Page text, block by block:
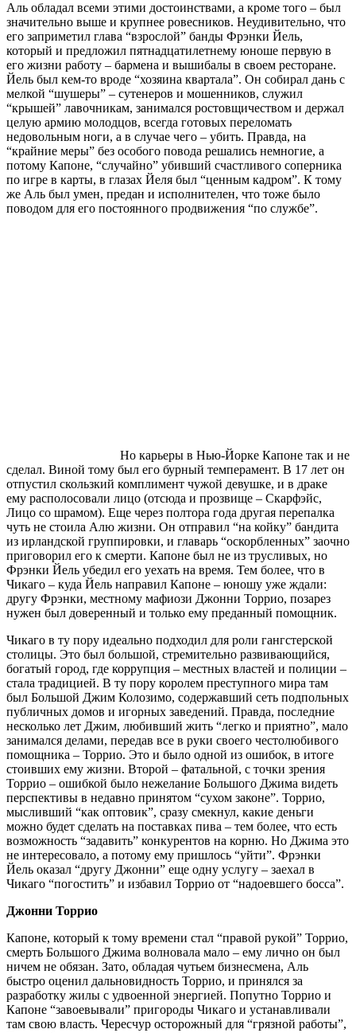
Аль обладал всеми этими достоинствами, а кроме того – был
значительно выше и крупнее ровесников. Неудивительно, что
его заприметил глава “взрослой” банды Фрэнки Йель,
который и предложил пятнадцатилетнему юноше первую в
его жизни работу – бармена и вышибалы в своем ресторане.
Йель был кем-то вроде “хозяина квартала”. Он собирал дань с
мелкой “шушеры” – сутенеров и мошенников, служил
“крышей” лавочникам, занимался ростовщичеством и держал
целую армию молодцов, всегда готовых переломать
недовольным ноги, а в случае чего – убить. Правда, на
“крайние меры” без особого повода решались немногие, а
потому Капоне, “случайно” убивший счастливого соперника
по игре в карты, в глазах Йеля был “ценным кадром”. К тому
же Аль был умен, предан и исполнителен, что тоже было
поводом для его постоянного продвижения “по службе”.
Но карьеры в Нью-Йорке Капоне так и не
сделал. Виной тому был его бурный темперамент. В 17 лет он
отпустил скользкий комплимент чужой девушке, и в драке
ему располосовали лицо (отсюда и прозвище – Скарфэйс,
Лицо со шрамом). Еще через полтора года другая перепалка
чуть не стоила Алю жизни. Он отправил “на койку” бандита
из ирландской группировки, и главарь “оскорбленных” заочно
приговорил его к смерти. Капоне был не из трусливых, но
Фрэнки Йель убедил его уехать на время. Тем более, что в
Чикаго – куда Йель направил Капоне – юношу уже ждали:
другу Фрэнки, местному мафиози Джонни Торрио, позарез
нужен был доверенный и только ему преданный помощник.
Чикаго в ту пору идеально подходил для роли гангстерской
столицы. Это был большой, стремительно развивающийся,
богатый город, где коррупция – местных властей и полиции –
стала традицией. В ту пору королем преступного мира там
был Большой Джим Колозимо, содержавший сеть подпольных
публичных домов и игорных заведений. Правда, последние
несколько лет Джим, любивший жить “легко и приятно”, мало
занимался делами, передав все в руки своего честолюбивого
помощника – Торрио. Это и было одной из ошибок, в итоге
стоивших ему жизни. Второй – фатальной, с точки зрения
Торрио – ошибкой было нежелание Большого Джима видеть
перспективы в недавно принятом “сухом законе”. Торрио,
мысливший “как оптовик”, сразу смекнул, какие деньги
можно будет сделать на поставках пива – тем более, что есть
возможность “задавить” конкурентов на корню. Но Джима это
не интересовало, а потому ему пришлось “уйти”. Фрэнки
Йель оказал “другу Джонни” еще одну услугу – заехал в
Чикаго “погостить” и избавил Торрио от “надоевшего босса”.
Джонни Торрио
Капоне, который к тому времени стал “правой рукой” Торрио,
смерть Большого Джима волновала мало – ему лично он был
ничем не обязан. Зато, обладая чутьем бизнесмена, Аль
быстро оценил дальновидность Торрио, и принялся за
разработку жилы с удвоенной энергией. Попутно Торрио и
Капоне “завоевывали” пригороды Чикаго и устанавливали
там свою власть. Чересчур осторожный для “грязной работы”,